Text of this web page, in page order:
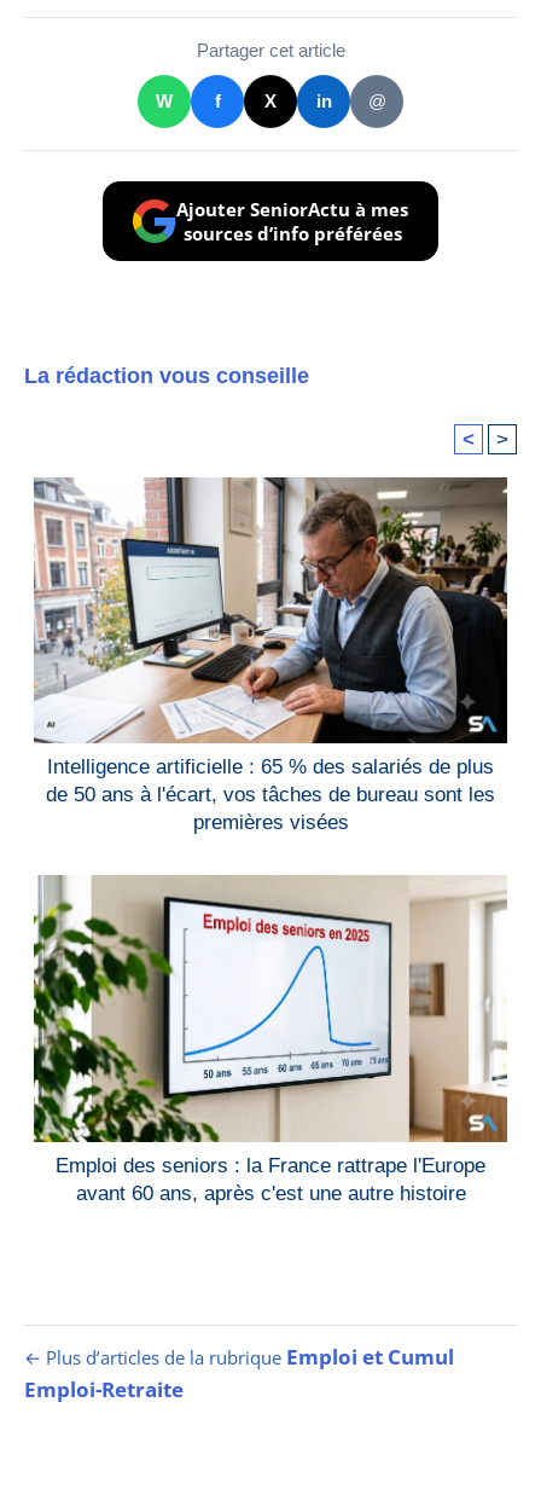
Partager cet article
W f X in @
Ajouter SeniorActu à mes
sources d’info préférées
La rédaction vous conseille
< >
Intelligence artificielle : 65 % des salariés de plus
de 50 ans à l'écart, vos tâches de bureau sont les
premières visées
Emploi des seniors : la France rattrape l'Europe
avant 60 ans, après c'est une autre histoire
← Plus d’articles de la rubrique Emploi et Cumul
Emploi-Retraite